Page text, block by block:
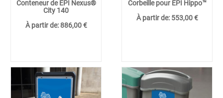
Conteneur de EPI Nexus®
City 140
À partir de:886,00 €
Corbeille pour EPI Hippo™
À partir de: 553,00 €